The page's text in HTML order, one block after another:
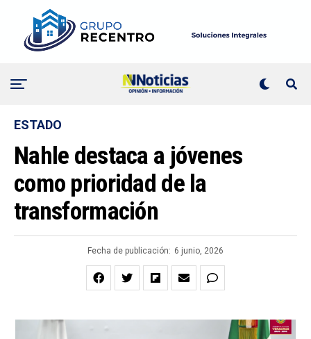
ESTADO
Nahle destaca a jóvenes
como prioridad de la
transformación
Fecha de publicación: 6 junio, 2026